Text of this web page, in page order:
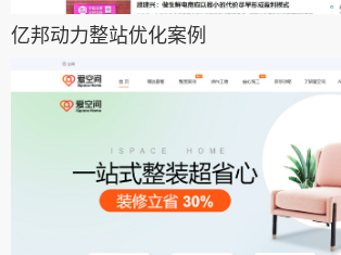
亿邦动力整站优化案例